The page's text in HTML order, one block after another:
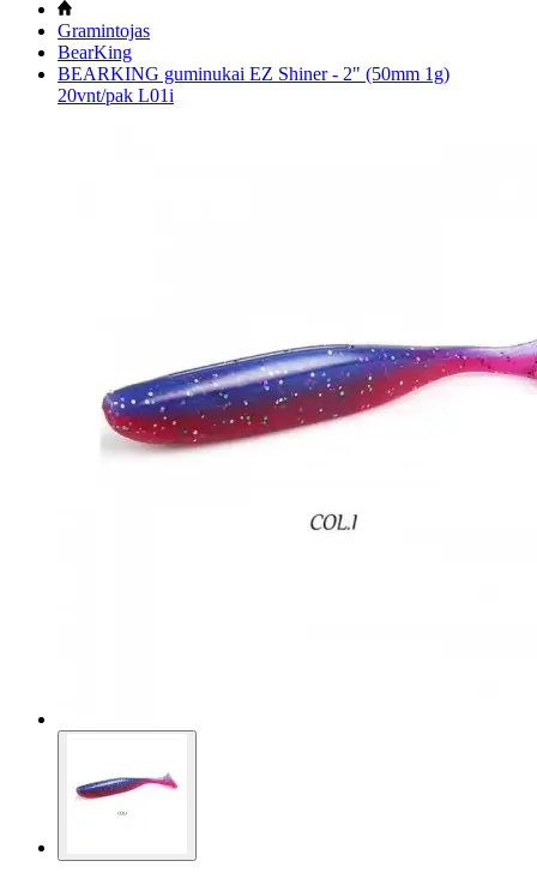
Gramintojas
BearKing
BEARKING guminukai EZ Shiner - 2" (50mm 1g)
20vnt/pak L01i